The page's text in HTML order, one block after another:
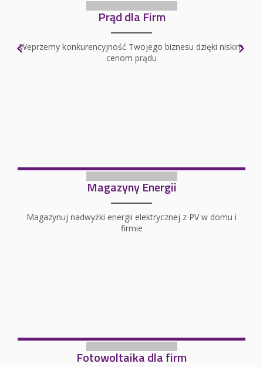
Prąd dla Firm
Weprzemy konkurencyjność Twojego biznesu dzięki niskim
cenom prądu
Magazyny Energii
Magazynuj nadwyżki energii elektrycznej z PV w domu i
firmie
Fotowoltaika dla firm